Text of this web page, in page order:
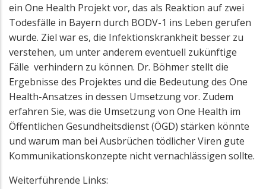
ein One Health Projekt vor, das als Reaktion auf zwei
Todesfälle in Bayern durch BODV-1 ins Leben gerufen
wurde. Ziel war es, die Infektionskrankheit besser zu
verstehen, um unter anderem eventuell zukünftige
Fälle verhindern zu können. Dr. Böhmer stellt die
Ergebnisse des Projektes und die Bedeutung des One
Health-Ansatzes in dessen Umsetzung vor. Zudem
erfahren Sie, was die Umsetzung von One Health im
Öffentlichen Gesundheitsdienst (ÖGD) stärken könnte
und warum man bei Ausbrüchen tödlicher Viren gute
Kommunikationskonzepte nicht vernachlässigen sollte.
Weiterführende Links: